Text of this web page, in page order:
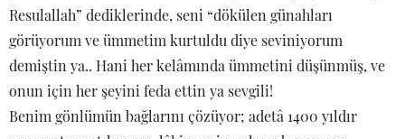
Resulallah” dediklerinde, seni “dökülen günahları
görüyorum ve ümmetim kurtuldu diye seviniyorum
demiştin ya.. Hani her kelâmında ümmetini düşünmüş, ve
onun için her şeyini feda ettin ya sevgili!
Benim gönlümün bağlarını çözüyor; adetâ 1400 yıldır